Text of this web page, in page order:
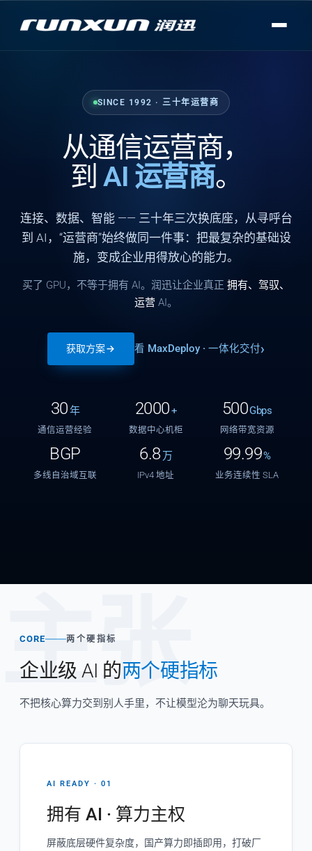
SINCE 1992 · 三十年运营商
从通信运营商，
到 AI 运营商。
连接、 数据、 智能—— 三十年三次换底座，从寻呼台
到 AI，“运营商”始终做同一件事：把最复杂的基础设
施，变成企业用得放心的能力。
买了 GPU，不等于拥有 AI。润迅让企业真正 拥有、驾驭、
运营 AI。
获取方案 看 MaxDeploy · 一体化交付
30年
通信运营经验
2000+
数据中心机柜
500Gbps
网络带宽资源
BGP
多线自治域互联
6.8 万
IPv4 地址
99.99%
业务连续性 SLA
主张
CORE 两个硬指标
企业级 AI 的两个硬指标
不把核心算力交到别人手里，不让模型沦为聊天玩具。
AI READY · 01
拥有 AI · 算力主权
屏蔽底层硬件复杂度，国产算力即插即用，打破厂